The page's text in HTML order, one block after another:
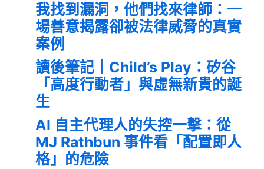
我找到漏洞，他們找來律師：一
場善意揭露卻被法律威脅的真實
案例
讀後筆記｜Child’s Play：矽谷
「高度行動者」與虛無新貴的誕
生
AI 自主代理人的失控一擊：從
MJ Rathbun 事件看「配置即人
格」的危險